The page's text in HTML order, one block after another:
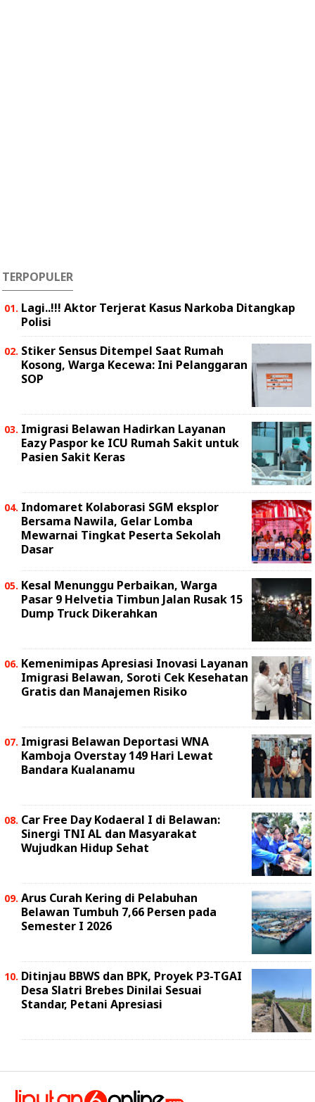
TERPOPULER
Lagi..!!! Aktor Terjerat Kasus Narkoba Ditangkap
Polisi
Stiker Sensus Ditempel Saat Rumah
Kosong, Warga Kecewa: Ini Pelanggaran
SOP
Imigrasi Belawan Hadirkan Layanan
Eazy Paspor ke ICU Rumah Sakit untuk
Pasien Sakit Keras
Indomaret Kolaborasi SGM eksplor
Bersama Nawila, Gelar Lomba
Mewarnai Tingkat Peserta Sekolah
Dasar
Kesal Menunggu Perbaikan, Warga
Pasar 9 Helvetia Timbun Jalan Rusak 15
Dump Truck Dikerahkan
Kemenimipas Apresiasi Inovasi Layanan
Imigrasi Belawan, Soroti Cek Kesehatan
Gratis dan Manajemen Risiko
Imigrasi Belawan Deportasi WNA
Kamboja Overstay 149 Hari Lewat
Bandara Kualanamu
Car Free Day Kodaeral I di Belawan:
Sinergi TNI AL dan Masyarakat
Wujudkan Hidup Sehat
Arus Curah Kering di Pelabuhan
Belawan Tumbuh 7,66 Persen pada
Semester I 2026
Ditinjau BBWS dan BPK, Proyek P3-TGAI
Desa Slatri Brebes Dinilai Sesuai
Standar, Petani Apresiasi